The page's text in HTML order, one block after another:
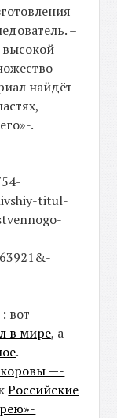
–
высокой
найдёт
.
titul-
вот
в мире, а
.
—-
Российские